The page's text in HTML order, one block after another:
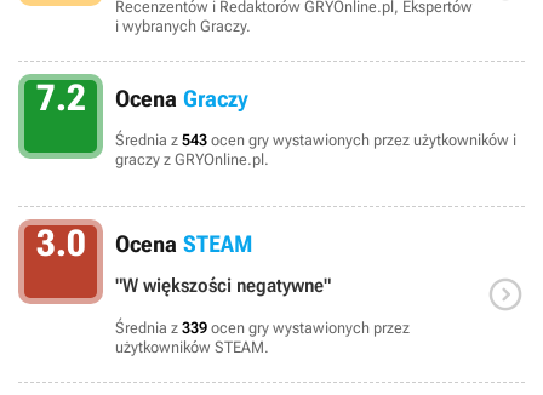
Recenzentów i Redaktorów GRYOnline.pl, Ekspertów
i wybranych Graczy.
7.2 Ocena Graczy
Średnia z 543 ocen gry wystawionych przez użytkowników i
graczy z GRYOnline.pl.
3.0 Ocena STEAM
"W większości negatywne"
Średnia z 339 ocen gry wystawionych przez
użytkowników STEAM.
